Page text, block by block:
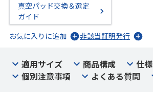
真空パッド交換＆選定
ガイド
お気に入りに追加
非該当証明発行
適用サイズ 商品構成 仕様
個別注意事項
よくある質問